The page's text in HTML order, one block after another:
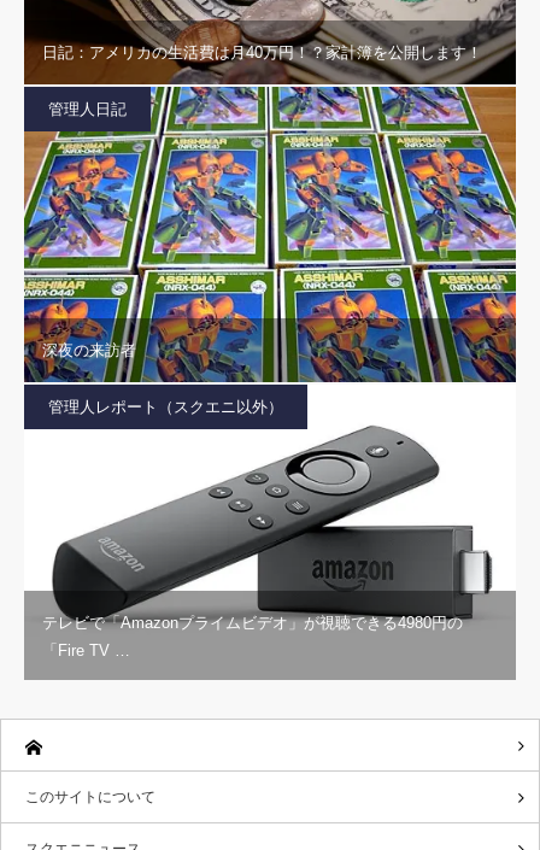
日記：アメリカの生活費は月40万円！？家計簿を公開します！
管理人日記
深夜の来訪者
管理人レポート（スクエニ以外）
テレビで「Amazonプライムビデオ」が視聴できる4980円の
「Fire TV …
このサイトについて